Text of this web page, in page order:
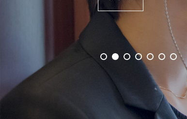
事業概要を見る